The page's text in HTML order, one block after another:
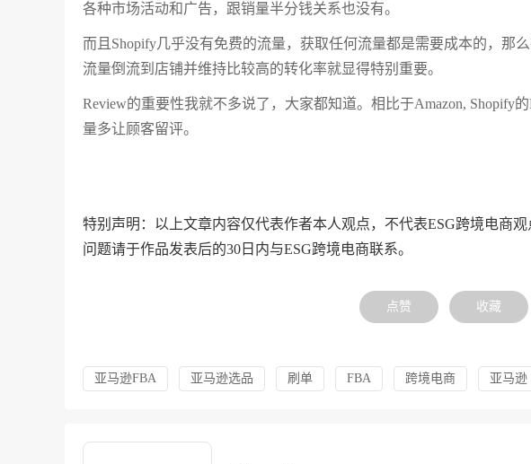
各种市场活动和广告，跟销量半分钱关系也没有。
而且Shopify几乎没有免费的流量，获取任何流量都是需要成本的，那
流量倒流到店铺并维持比较高的转化率就显得特别重要。
Review的重要性我就不多说了，大家都知道。相比于Amazon, Shopify
量多让顾客留评。
特别声明：以上文章内容仅代表作者本人观点，不代表ESG跨境电商
问题请于作品发表后的30日内与ESG跨境电商联系。
点赞 收藏
亚马逊FBA 亚马逊选品 刷单 FBA 跨境电商 亚马逊